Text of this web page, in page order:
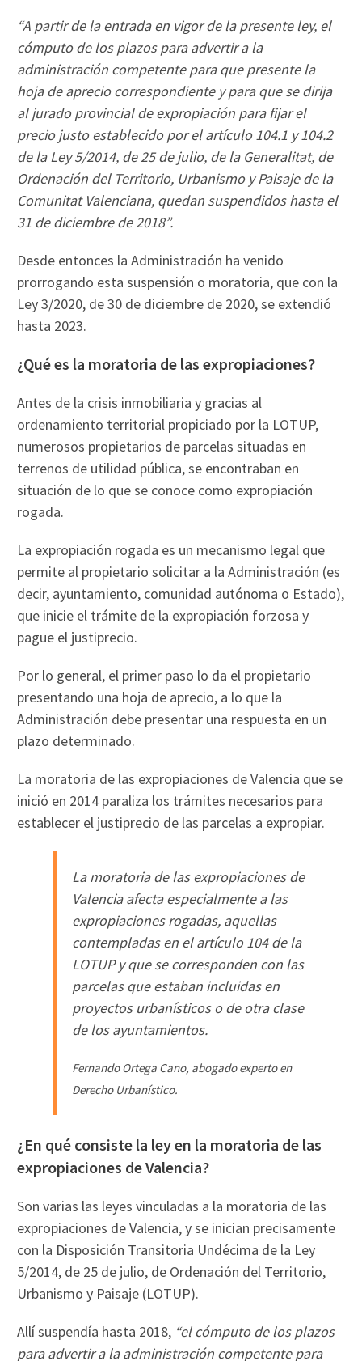
“A partir de la entrada en vigor de la presente ley, el
cómputo de los plazos para advertir a la
administración competente para que presente la
hoja de aprecio correspondiente y para que se dirija
al jurado provincial de expropiación para fijar el
precio justo establecido por el artículo 104.1 y 104.2
de la Ley 5/2014, de 25 de julio, de la Generalitat, de
Ordenación del Territorio, Urbanismo y Paisaje de la
Comunitat Valenciana, quedan suspendidos hasta el
31 de diciembre de 2018”.
Desde entonces la Administración ha venido
prorrogando esta suspensión o moratoria, que con la
Ley 3/2020, de 30 de diciembre de 2020, se extendió
hasta 2023.
¿Qué es la moratoria de las expropiaciones?
Antes de la crisis inmobiliaria y gracias al
ordenamiento territorial propiciado por la LOTUP,
numerosos propietarios de parcelas situadas en
terrenos de utilidad pública, se encontraban en
situación de lo que se conoce como expropiación
rogada.
La expropiación rogada es un mecanismo legal que
permite al propietario solicitar a la Administración (es
decir, ayuntamiento, comunidad autónoma o Estado),
que inicie el trámite de la expropiación forzosa y
pague el justiprecio.
Por lo general, el primer paso lo da el propietario
presentando una hoja de aprecio, a lo que la
Administración debe presentar una respuesta en un
plazo determinado.
La moratoria de las expropiaciones de Valencia que se
inició en 2014 paraliza los trámites necesarios para
establecer el justiprecio de las parcelas a expropiar.
La moratoria de las expropiaciones de
Valencia afecta especialmente a las
expropiaciones rogadas, aquellas
contempladas en el artículo 104 de la
LOTUP y que se corresponden con las
parcelas que estaban incluidas en
proyectos urbanísticos o de otra clase
de los ayuntamientos.
Fernando Ortega Cano, abogado experto en
Derecho Urbanístico.
¿En qué consiste la ley en la moratoria de las
expropiaciones de Valencia?
Son varias las leyes vinculadas a la moratoria de las
expropiaciones de Valencia, y se inician precisamente
con la Disposición Transitoria Undécima de la Ley
5/2014, de 25 de julio, de Ordenación del Territorio,
Urbanismo y Paisaje (LOTUP).
Allí suspendía hasta 2018, “el cómputo de los plazos
para advertir a la administración competente para